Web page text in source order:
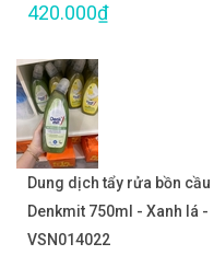
420.000₫
Dung dịch tẩy rửa bồn cầu
Denkmit 750ml - Xanh lá -
VSN014022